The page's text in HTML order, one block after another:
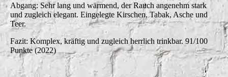
Abgang: Sehr lang und wärmend, der Rauch angenehm stark
und zugleich elegant. Eingelegte Kirschen, Tabak, Asche und
Teer.
Fazit: Komplex, kräftig und zugleich herrlich trinkbar. 91/100
Punkte (2022)